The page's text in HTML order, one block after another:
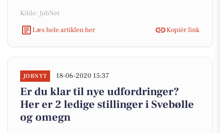
Kilde: JobNet
Læs hele artiklen her
Kopiér link
JOBNYT 18-06-2020 15:37
Er du klar til nye udfordringer?
Her er 2 ledige stillinger i Svebølle
og omegn